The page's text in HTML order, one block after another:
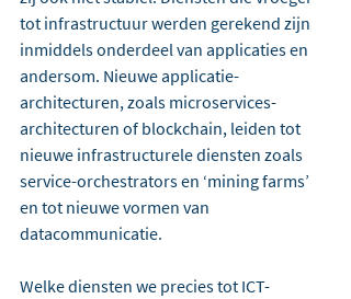
tot infrastructuur werden gerekend zijn
inmiddels onderdeel van applicaties en
andersom. Nieuwe applicatie-
architecturen, zoals microservices-
architecturen of blockchain, leiden tot
nieuwe infrastructurele diensten zoals
service-orchestrators en ‘mining farms’
en tot nieuwe vormen van
datacommunicatie.
Welke diensten we precies tot ICT-